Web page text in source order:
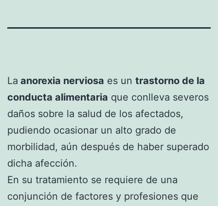
La anorexia nerviosa es un trastorno de la
conducta alimentaria que conlleva severos
daños sobre la salud de los afectados,
pudiendo ocasionar un alto grado de
morbilidad, aún después de haber superado
dicha afección.
En su tratamiento se requiere de una
conjunción de factores y profesiones que